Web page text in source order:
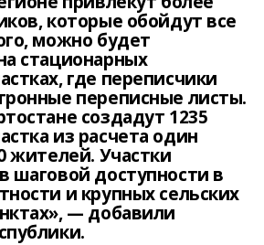
которые обойдут все
можно будет
стационарных
где переписчики
переписные листы.
создадут 1235
из расчета один
жителей. Участки
шаговой доступности в
и крупных сельских
— добавили